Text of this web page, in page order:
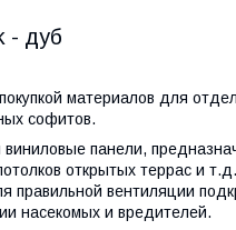
- дуб
материалов для
софитов.
панели,
открытых террас и
правильной вентиляции
насекомых и вредителей.